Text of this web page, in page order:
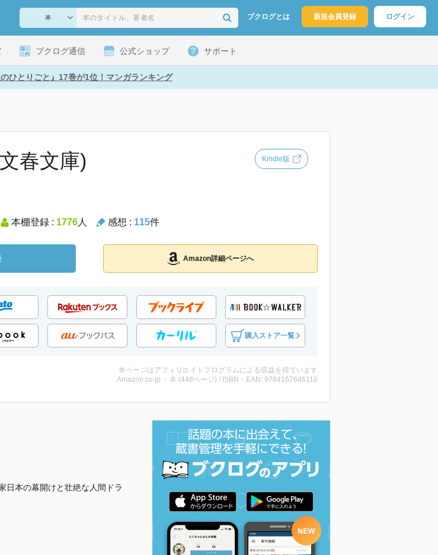
ブクログとは 新規会員登録 ログイン
ブクログ通信 公式ショップ サポート
ひとりごと』17巻が1位！マンガランキング
春文庫) Kindle版
本棚登録 : 1776人 感想 : 115件
Amazon詳細ページへ
購入ストア一覧
本ページはアフィリエイトプログラムによる収益を得ています
Amazon.co.jp ・本 (448ページ) / ISBN・EAN: 9784167646110
日本の幕開けと壮絶な人間ドラ